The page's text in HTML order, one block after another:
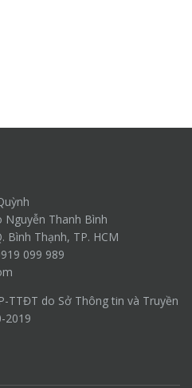
Thanh Bình
Bình Thạnh, TP. HCM
099 989
TTĐT do Sở Thông tin và Truyền
2019